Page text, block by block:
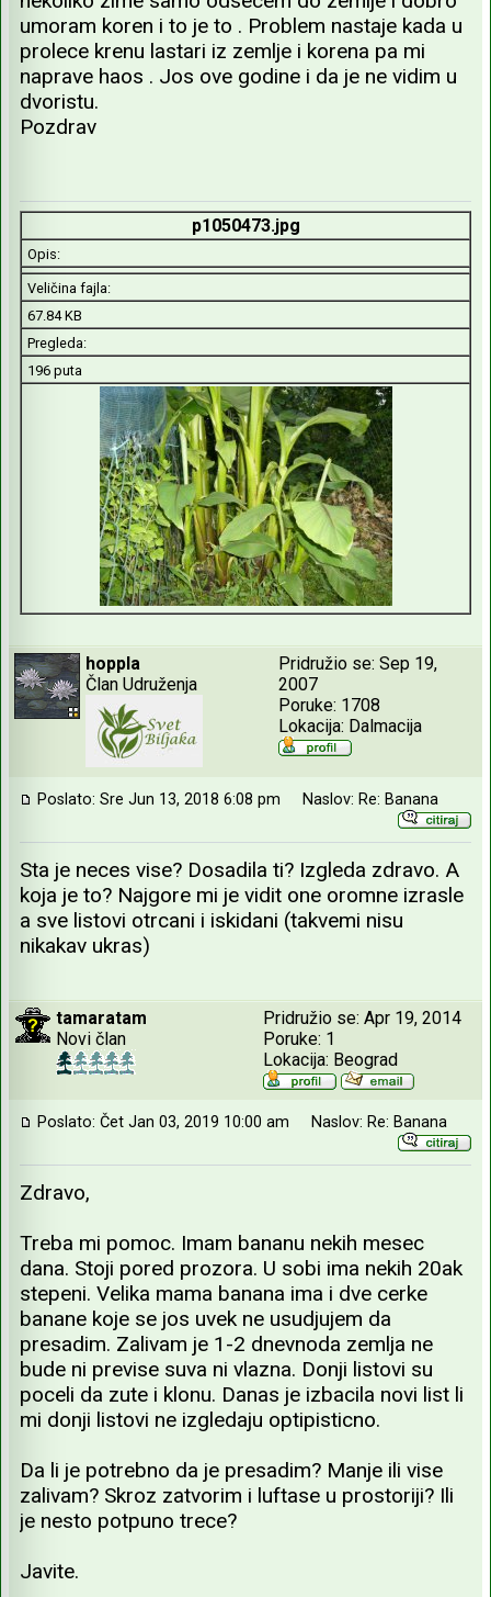
umoram koren i to je to . Problem nastaje kada u
prolece krenu lastari iz zemlje i korena pa mi
naprave haos . Jos ove godine i da je ne vidim u
dvoristu.
Pozdrav
p1050473.jpg
Opis:
Veličina fajla:
67.84 KB
Pregleda:
196 puta
hoppla
Član Udruženja
Pridružio se: Sep 19,
2007
Poruke: 1708
Lokacija: Dalmacija
Poslato: Sre Jun 13, 2018 6:08 pm Naslov: Re: Banana
Sta je neces vise? Dosadila ti? Izgleda zdravo. A
koja je to? Najgore mi je vidit one oromne izrasle
a sve listovi otrcani i iskidani (takvemi nisu
nikakav ukras)
tamaratam
Novi član
Pridružio se: Apr 19, 2014
Poruke: 1
Lokacija: Beograd
Poslato: Čet Jan 03, 2019 10:00 am Naslov: Re: Banana
Zdravo,
Treba mi pomoc. Imam bananu nekih mesec
dana. Stoji pored prozora. U sobi ima nekih 20ak
stepeni. Velika mama banana ima i dve cerke
banane koje se jos uvek ne usudjujem da
presadim. Zalivam je 1-2 dnevnoda zemlja ne
bude ni previse suva ni vlazna. Donji listovi su
poceli da zute i klonu. Danas je izbacila novi list li
mi donji listovi ne izgledaju optipisticno.
Da li je potrebno da je presadim? Manje ili vise
zalivam? Skroz zatvorim i luftase u prostoriji? Ili
je nesto potpuno trece?
Javite.